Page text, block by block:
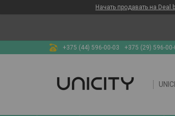
Начать продавать на
+375 (44) 596-00-03 +375 (29) 596-00-